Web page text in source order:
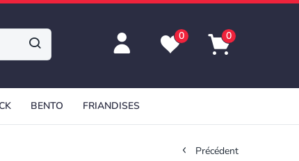
0 0
BENTO FRIANDISES
Précédent